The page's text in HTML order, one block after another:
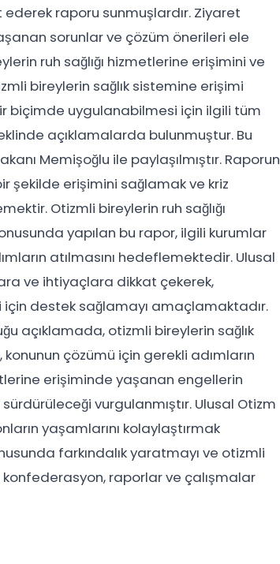
raporu sunmuşlardır. Ziyaret
sorunlar ve çözüm önerileri ele
ruh sağlığı hizmetlerine erişimini ve
bireylerin sağlık sistemine erişimi
biçimde uygulanabilmesi için ilgili tüm
açıklamalarda bulunmuştur. Bu
Memişoğlu ile paylaşılmıştır. Raporun
şekilde erişimini sağlamak ve kriz
Otizmli bireylerin ruh sağlığı
yapılan bu rapor, ilgili kurumlar
atılmasını hedeflemektedir. Ulusal
ve ihtiyaçlara dikkat çekerek,
için destek sağlamayı amaçlamaktadır.
açıklamada, otizmli bireylerin sağlık
çözümü için gerekli adımların
erişiminde yaşanan engellerin
vurgulanmıştır. Ulusal Otizm
yaşamlarını kolaylaştırmak
farkındalık yaratmayı ve otizmli
konfederasyon, raporlar ve çalışmalar